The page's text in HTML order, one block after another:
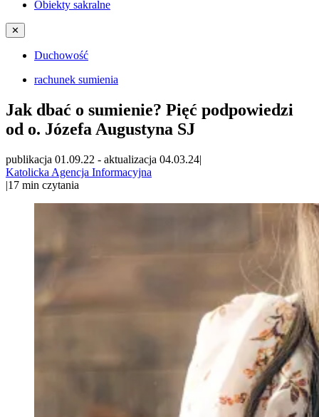
Obiekty sakralne
✕
Duchowość
rachunek sumienia
Jak dbać o sumienie? Pięć podpowiedzi
od o. Józefa Augustyna SJ
publikacja 01.09.22 - aktualizacja 04.03.24|
Katolicka Agencja Informacyjna
|17 min czytania